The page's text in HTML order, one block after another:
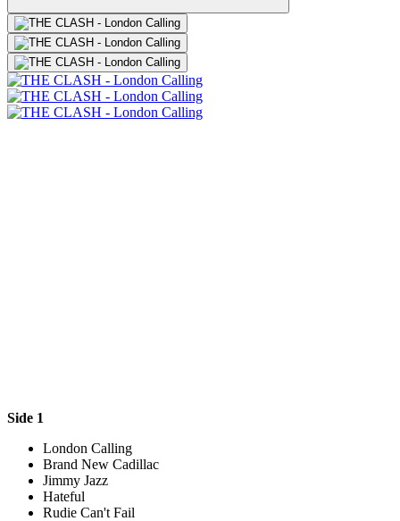
Side 1
London Calling
Brand New Cadillac
Jimmy Jazz
Hateful
Rudie Can't Fail